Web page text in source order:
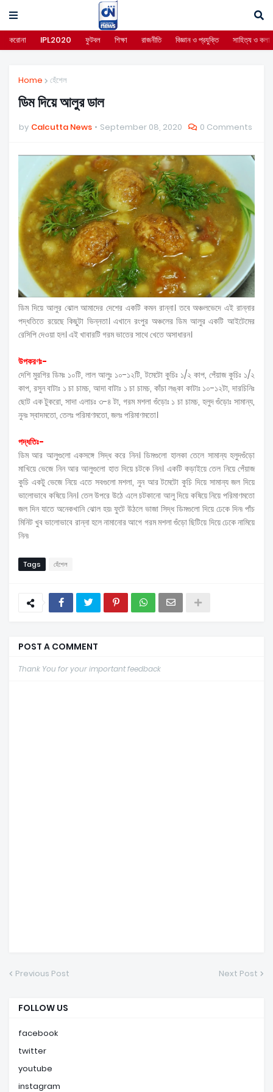
করোনা IPL2020 ফুটবল শিক্ষা রাজনীতি বিজ্ঞান ও প্রযুক্তি সাহিত্য ও কলা
Home হেঁশেল
ডিম দিয়ে আলুর ডাল
by Calcutta News September 08, 2020 0 Comments
ডিম দিয়ে আলুর ঝোল আমাদের দেশের একটি কমন রান্না। তবে অঞ্চলভেদে এই রান্নার
পদ্ধতিতে রয়েছে কিছুটা ভিন্নতা। এখানে রংপুর অঞ্চলের ডিম আলুর একটি আইটেমের
রেসিপি দেওয়া হল। এই খাবারটি গরম ভাতের সাথে খেতে অসাধারন।
উপকরণঃ-
দেশি মুরগির ডিমঃ ১০টি, লাল আলুঃ ১০-১২টি, টমেটো কুচিঃ ১/২ কাপ, পেঁয়াজ কুচিঃ ১/২
কাপ, রসুন বাটাঃ ১ চা চামচ, আদা বাটাঃ ১ চা চামচ, কাঁচা লঙ্কা কাটাঃ ১০-১২টা, দারচিনিঃ
ছোট এক টুকরো, সাদা এলাচঃ ৩-৪ টা, গরম মশলা গুঁড়োঃ ১ চা চামচ, হলুদ গুঁড়োঃ সামান্য,
নুনঃ স্বাদমতো, তেলঃ পরিমাণমতো, জলঃ পরিমাণমতো।
পদ্ধতিঃ-
ডিম আর আলুগুলো একসঙ্গে সিদ্ধ করে নিন। ডিমগুলো হালকা তেলে সামান্য হলুদগুঁড়ো
মাখিয়ে ভেজে নিন আর আলুগুলো হাত দিয়ে চটকে নিন। একটি কড়াইয়ে তেল নিয়ে পেঁয়াজ
কুচি একটু ভেজে নিয়ে এতে সবগুলো মশলা, নুন আর টমেটো কুচি দিয়ে সামান্য জল দিয়ে
ভালোভাবে কষিয়ে নিন। তেল উপরে উঠে এলে চটকানো আলু দিয়ে কষিয়ে নিয়ে পরিমাণমতো
জল দিন যাতে অনেকখানি ঝোল হয়৷ ফুটে উঠলে ভাজা সিদ্ধ ডিমগুলো দিয়ে ঢেকে দিন৷ পাঁচ
মিনিট খুব ভালোভাবে রান্না হলে নামানোর আগে গরম মশলা গুঁড়ো ছিটিয়ে দিয়ে ঢেকে নামিয়ে
নিন৷
Tags হেঁশেল
POST A COMMENT
Thank You for your important feedback
Previous Post Next Post
FOLLOW US
facebook
twitter
youtube
instagram